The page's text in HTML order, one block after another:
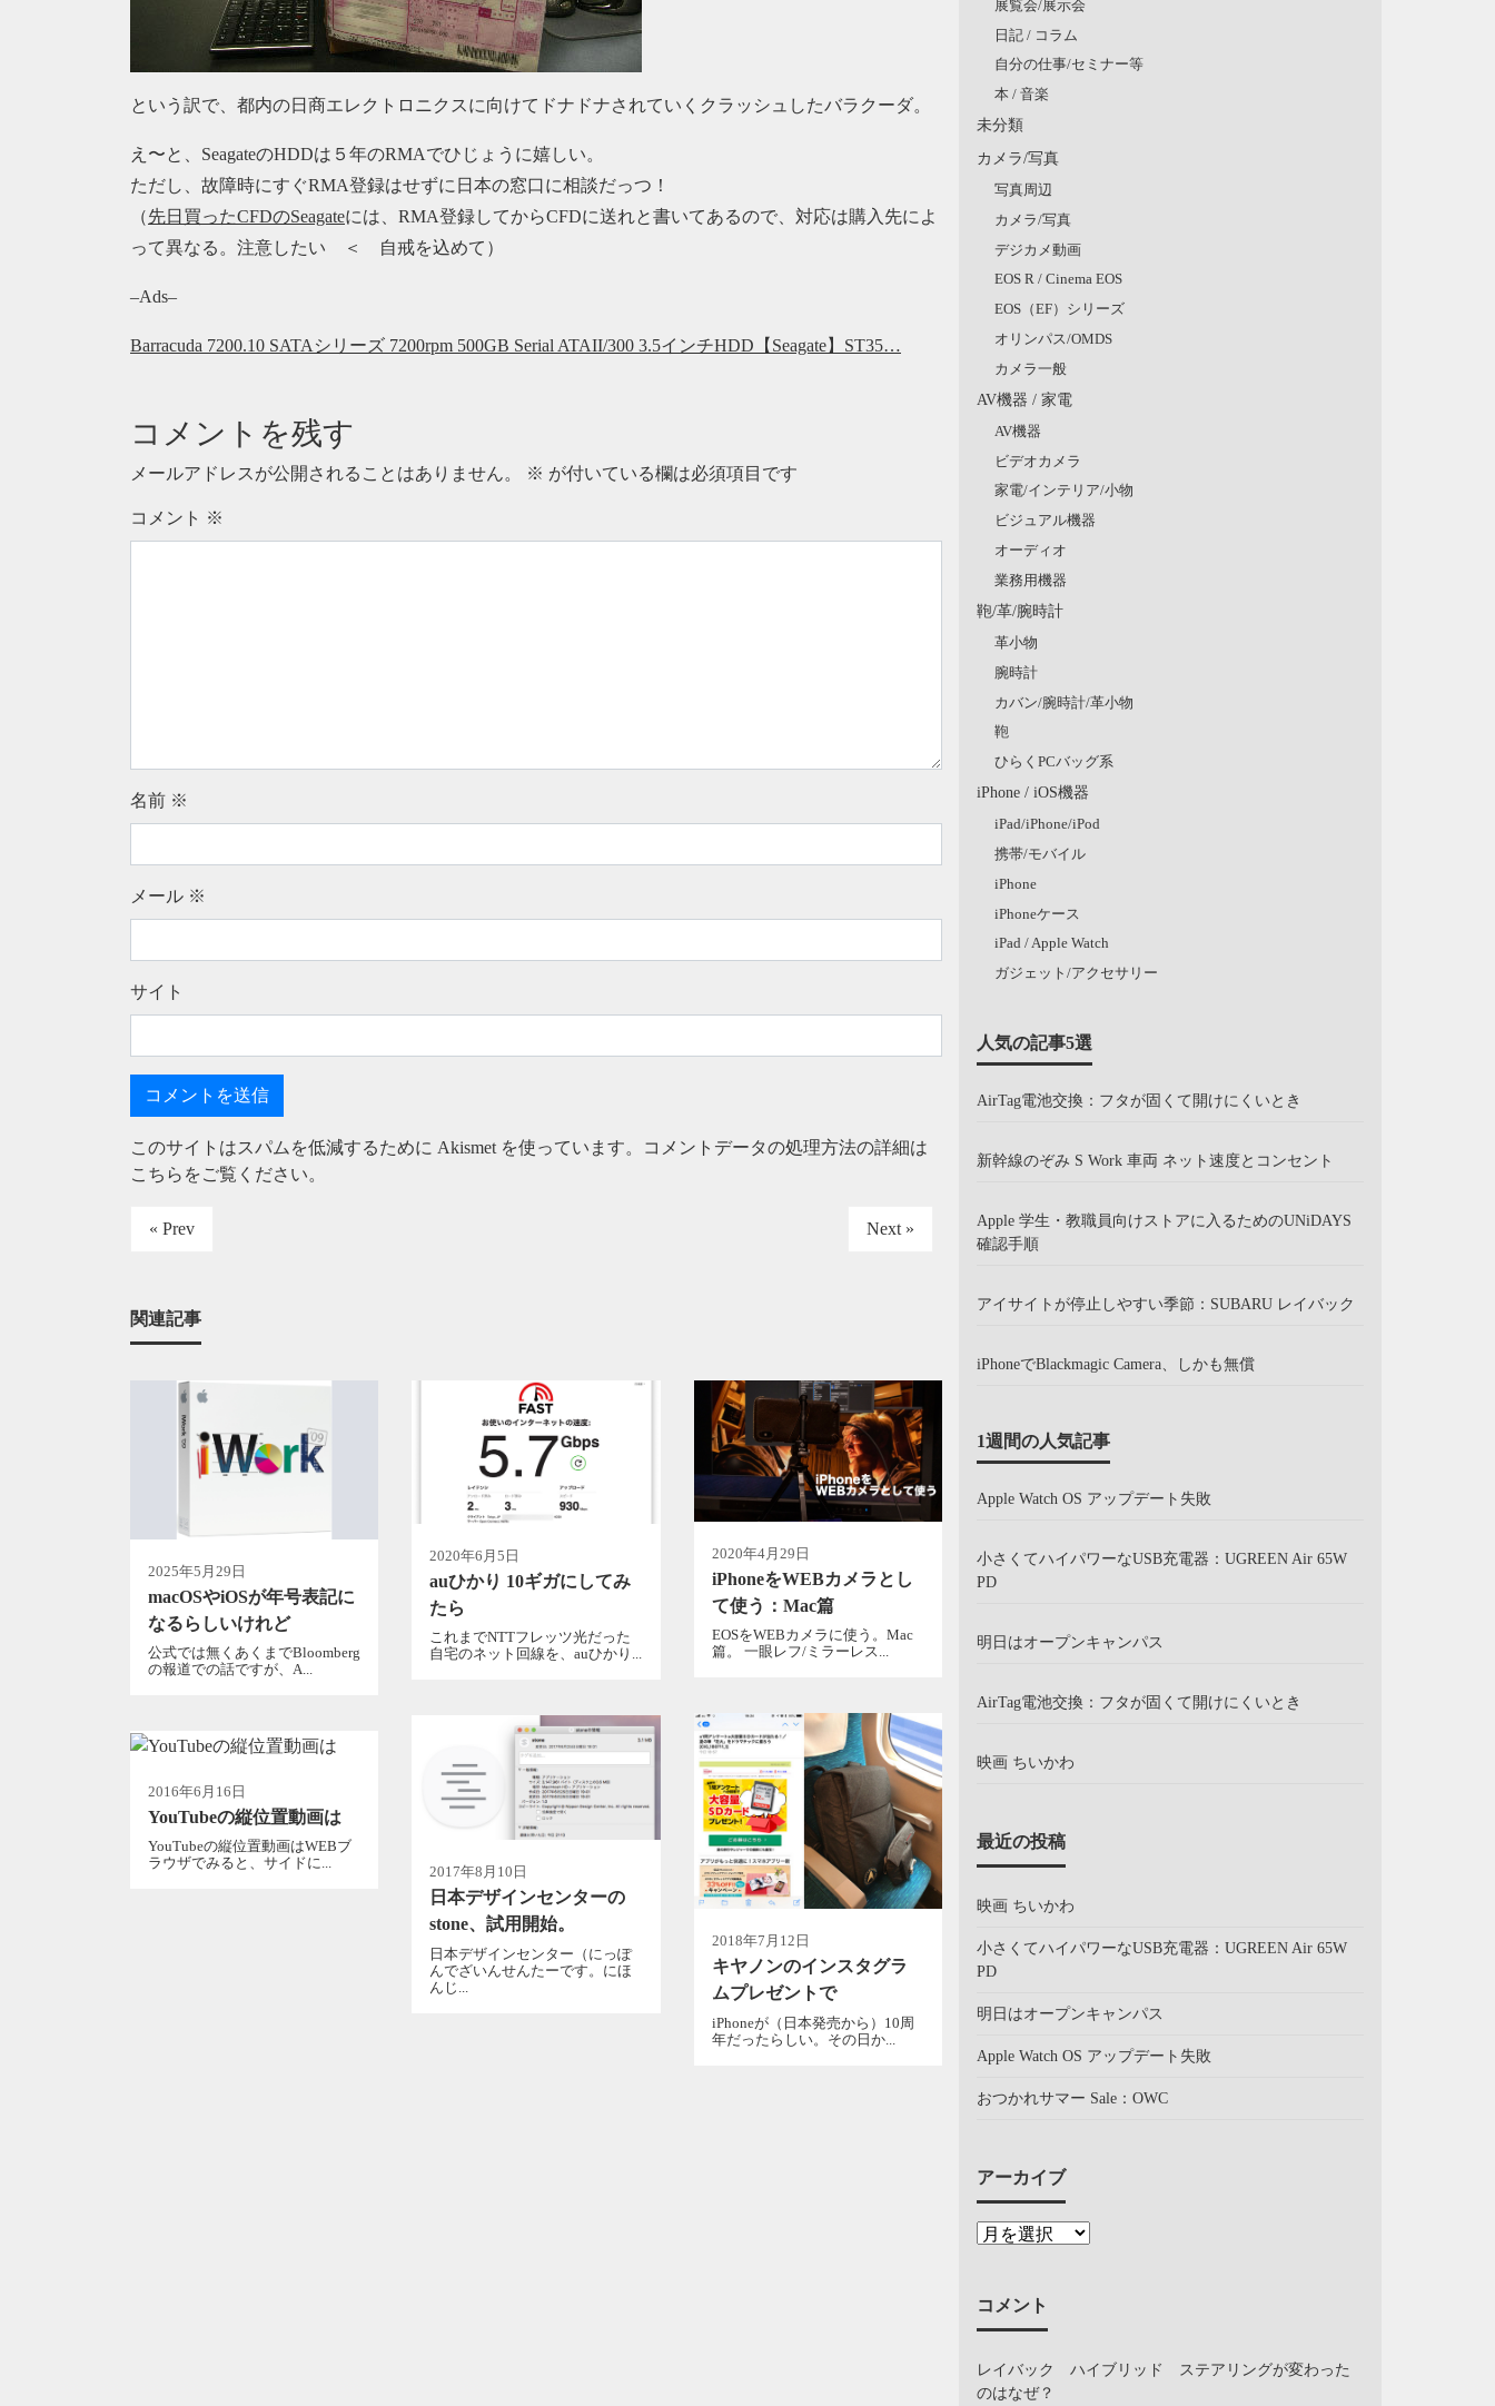
という訳で、都内の日商エレクトロニクスに向けてドナドナされていくクラッシュしたバラクーダ。
え〜と、SeagateのHDDは５年のRMAでひじょうに嬉しい。
ただし、故障時にすぐRMA登録はせずに日本の窓口に相談だっつ！
（先日買ったCFDのSeagateには、RMA登録してからCFDに送れと書いてあるので、対応は購入先によ
って異なる。注意したい ＜ 自戒を込めて）
–Ads–
Barracuda 7200.10 SATAシリーズ 7200rpm 500GB Serial ATAII/300 3.5インチHDD【Seagate】ST35…
コメントを残す
メールアドレスが公開されることはありません。 ※ が付いている欄は必須項目です
コメント ※
名前 ※
メール ※
サイト
このサイトはスパムを低減するために Akismet を使っています。
コメントデータの処理方法の詳細は
こちらをご覧ください。
« Prev Next »
関連記事
2025年5月29日
macOSやiOSが年号表記に
なるらしいけれど
公式では無くあくまでBloomberg
の報道での話ですが、A...
2020年6月5日
auひかり 10ギガにしてみ
たら
これまでNTTフレッツ光だった
自宅のネット回線を、auひかり...
2020年4月29日
iPhoneをWEBカメラとし
て使う：Mac篇
EOSをWEBカメラに使う。Mac
篇。 一眼レフ/ミラーレス...
2018年7月12日
キヤノンのインスタグラ
ムプレゼントで
iPhoneが（日本発売から）10周
年だったらしい。その日か...
2017年8月10日
日本デザインセンターの
stone、試用開始。
日本デザインセンター（にっぽ
んでざいんせんたーです。にほ
んじ...
2016年6月16日
YouTubeの縦位置動画は
YouTubeの縦位置動画はWEBブ
ラウザでみると、サイドに...
展覧会/展示会
日記 / コラム
自分の仕事/セミナー等
本 / 音楽
未分類
カメラ/写真
写真周辺
カメラ/写真
デジカメ動画
EOS R / Cinema EOS
EOS（EF）シリーズ
オリンパス/OMDS
カメラ一般
AV機器 / 家電
AV機器
ビデオカメラ
家電/インテリア/小物
ビジュアル機器
オーディオ
業務用機器
鞄/革/腕時計
革小物
腕時計
カバン/腕時計/革小物
鞄
ひらくPCバッグ系
iPhone / iOS機器
iPad/iPhone/iPod
携帯/モバイル
iPhone
iPhoneケース
iPad / Apple Watch
ガジェット/アクセサリー
人気の記事5選
AirTag電池交換：フタが固くて開けにくいとき
新幹線のぞみ S Work 車両 ネット速度とコンセント
Apple 学生・教職員向けストアに入るためのUNiDAYS
確認手順
アイサイトが停止しやすい季節：SUBARU レイバック
iPhoneでBlackmagic Camera、しかも無償
1週間の人気記事
Apple Watch OS アップデート失敗
小さくてハイパワーなUSB充電器：UGREEN Air 65W
PD
明日はオープンキャンパス
AirTag電池交換：フタが固くて開けにくいとき
映画 ちいかわ
最近の投稿
映画 ちいかわ
小さくてハイパワーなUSB充電器：UGREEN Air 65W
PD
明日はオープンキャンパス
Apple Watch OS アップデート失敗
おつかれサマー Sale：OWC
アーカイブ
コメント
レイバック ハイブリッド ステアリングが変わった
のはなぜ？